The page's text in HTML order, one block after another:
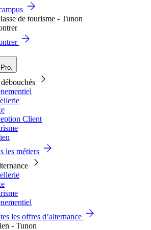
Client
les métiers
les offres d’alternance